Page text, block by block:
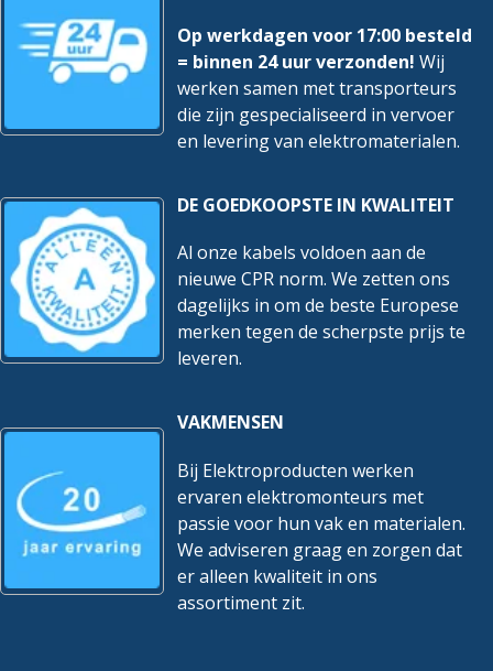
Op werkdagen voor 17:00 besteld
= binnen 24 uur verzonden! Wij
werken samen met transporteurs
die zijn gespecialiseerd in vervoer
en levering van elektromaterialen.
DE GOEDKOOPSTE IN KWALITEIT
Al onze kabels voldoen aan de
nieuwe CPR norm. We zetten ons
dagelijks in om de beste Europese
merken tegen de scherpste prijs te
leveren.
VAKMENSEN
Bij Elektroproducten werken
ervaren elektromonteurs met
passie voor hun vak en materialen.
We adviseren graag en zorgen dat
er alleen kwaliteit in ons
assortiment zit.